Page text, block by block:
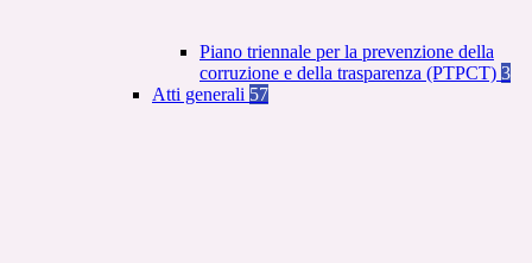
Piano triennale per la prevenzione della
corruzione e della trasparenza (PTPCT) 3
Atti generali 57